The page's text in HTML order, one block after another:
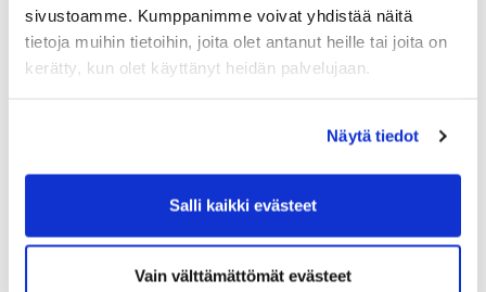
sivustoamme. Kumppanimme voivat yhdistää näitä
tietoja muihin tietoihin, joita olet antanut heille tai joita on
kerätty, kun olet käyttänyt heidän palvelujaan.
Näytä tiedot
Salli kaikki evästeet
Vain välttämättömät evästeet